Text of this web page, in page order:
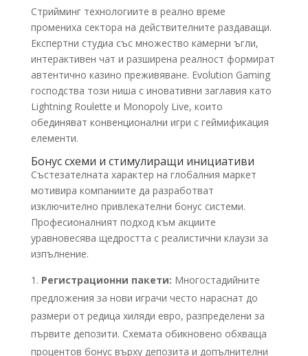
Стрийминг технологиите в реално време
промениха сектора на действителните раздаващи.
Експертни студиа със множество камерни ъгли,
интерактивен чат и разширена реалност формират
автентично казино преживяване. Evolution Gaming
господства този ниша с иновативни заглавия като
Lightning Roulette и Monopoly Live, които
обединяват конвенционални игри с геймификация
елементи.
Бонус схеми и стимулиращи инициативи
Състезателната характер на глобалния маркет
мотивира компаниите да разработват
изключително привлекателни бонус системи.
Професионалният подход към акциите
уравновесява щедростта с реалистични клаузи за
изпълнение.
Регистрационни пакети: Многостадийните
предложения за нови играчи често нараснат до
размери от редица хиляди евро, разпределени за
първите депозити. Схемата обикновено обхваща
процентов бонус върху депозита и допълнителни